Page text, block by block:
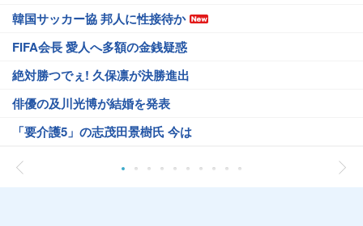
韓国サッカー協 邦人に性接待か
FIFA会長 愛人へ多額の金銭疑惑
絶対勝つでぇ! 久保凛が決勝進出
俳優の及川光博が結婚を発表
「要介護5」の志茂田景樹氏 今は